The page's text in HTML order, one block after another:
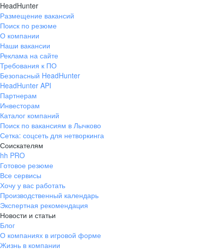
HeadHunter
Размещение вакансий
Поиск по резюме
О компании
Наши вакансии
Реклама на сайте
Требования к ПО
Безопасный HeadHunter
HeadHunter API
Партнерам
Инвесторам
Каталог компаний
Поиск по вакансиям в Лычково
Сетка: соцсеть для нетворкинга
Соискателям
hh PRO
Готовое резюме
Все сервисы
Хочу у вас работать
Производственный календарь
Экспертная рекомендация
Новости и статьи
Блог
О компаниях в игровой форме
Жизнь в компании